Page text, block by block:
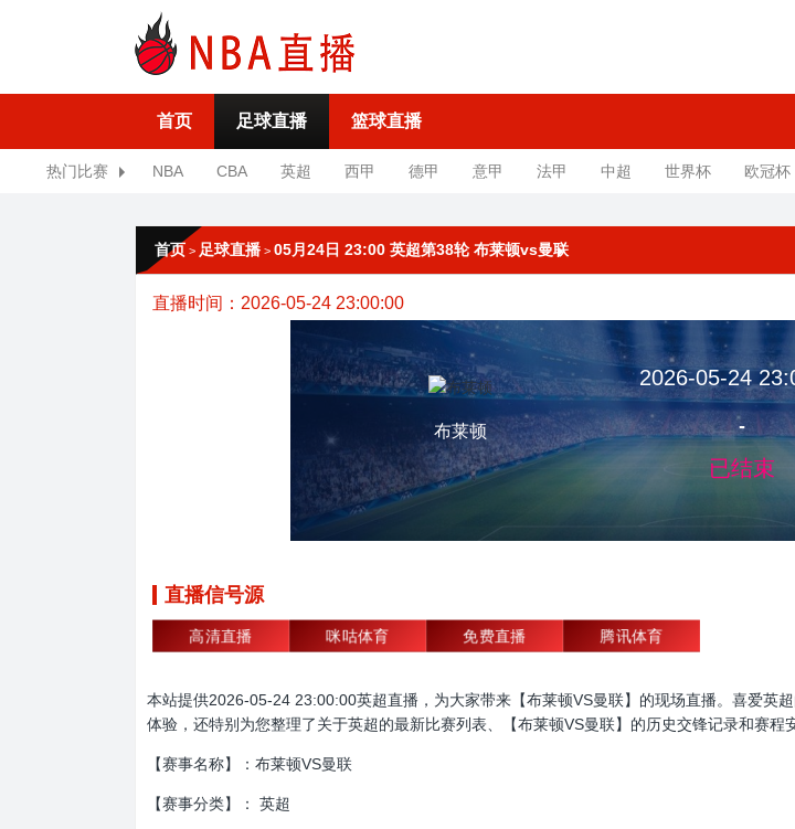
首页 足球直播 篮球直播
热门比赛 NBA CBA 英超 西甲 德甲 意甲 法甲 中超 世界杯 欧冠杯
首页 > 足球直播 > 05月24日 23:00 英超第38轮 布莱顿vs曼联
直播时间：2026-05-24 23:00:00
布莱顿
2026-05-24
-
已结束
直播信号源
高清直播 咪咕体育 免费直播 腾讯体育
本站提供2026-05-24 23:00:00英超直播，为大家带来【布莱顿VS曼联】的现场直播。喜爱英
体验，还特别为您整理了关于英超的最新比赛列表、【布莱顿VS曼联】的历史交锋记录和赛程
【赛事名称】：布莱顿VS曼联
【赛事分类】： 英超